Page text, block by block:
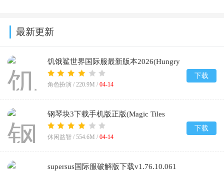
最新更新
饥饿鲨世界国际服最新版本2026(Hungry
Shark World)v7.7.1
角色扮演 / 220.9M / 04-14
下载
钢琴块3下载手机版正版(Magic Tiles
3)v13.042.101
休闲益智 / 554.6M / 04-14
下载
supersus国际服破解版下载v1.76.10.061